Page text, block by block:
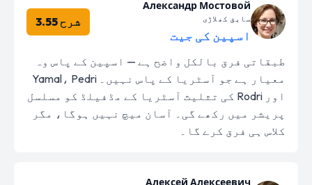
Александр Мостовой
سابق کھلاڑی
اسپین کی جیت
شرح 3.55
طبقاتی فرق بالکل واضح ہے — اسپین کے پاس وہ
معیار ہے جو آسٹریا کے پاس نہیں۔ Yamal، Pedri
اور Rodri کی تثلیث آسٹریا کے مڈفیلڈ کو مسلسل
پریشر میں رکھے گی۔ آسان میچ نہیں ہوگا، مگر
کلاس ہی فرق کرے گا۔
Алексей Алексеевич